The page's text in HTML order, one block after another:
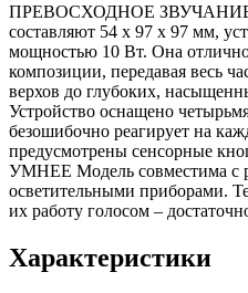
ПРЕВОСХОДНОЕ ЗВУЧАНИЕ В
составляют 54 х 97 х 97 мм,
мощностью 10 Вт. Она
композиции, передавая весь
верхов до глубоких,
Устройство оснащено
безошибочно реагирует на
предусмотрены сенсорные
УМНЕЕ Модель совместима с
осветительными приборами.
их работу голосом –
Характеристики